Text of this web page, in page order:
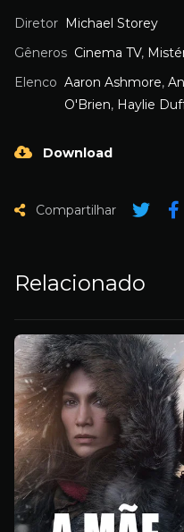
Diretor
Michael Storey
Gêneros Cinema TV,
Elenco Aaron Ashmore,
O'Brien, Haylie
Download
Compartilhar
Relacionado